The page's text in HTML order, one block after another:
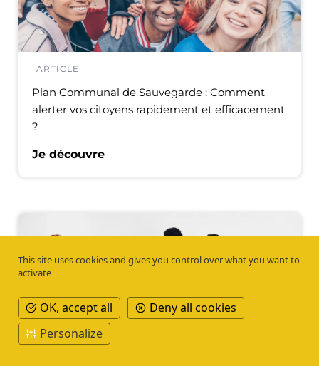
ARTICLE
Plan Communal de Sauvegarde : Comment
alerter vos citoyens rapidement et efficacement
?
Je découvre
This site uses cookies and gives you control over what you want to
activate
OK, accept all
Deny all cookies
Personalize